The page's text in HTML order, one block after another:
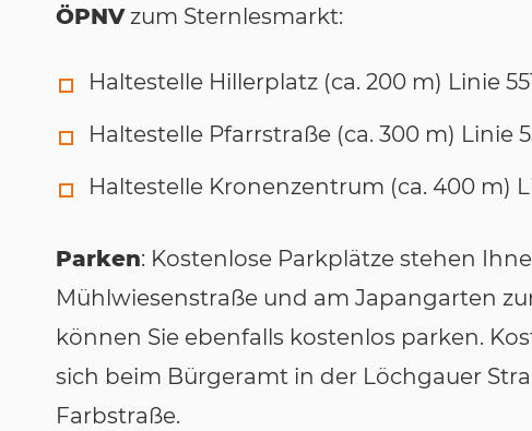
ÖPNVzum Sternlesmarkt:
Haltestelle Hillerplatz (ca. 200 m) Linie
Haltestelle Pfarrstraße (ca. 300 m) Linie
Haltestelle Kronenzentrum (ca. 400 m)
Parken: Kostenlose Parkplätze stehen
Mühlwiesenstraße und am Japangarten
können Sie ebenfalls kostenlos parken.
sich beim Bürgeramt in der Löchgauer
Farbstraße.